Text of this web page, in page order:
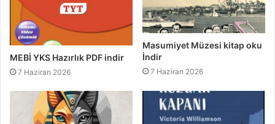
MEBİ YKS Hazırlık PDF indir
7 Haziran 2026
Masumiyet Müzesi kitap oku
İndir
7 Haziran 2026